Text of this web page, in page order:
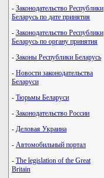
- Законодательство Республики
Беларусь по дате принятия
- Законодательство Республики
Беларусь по органу принятия
- Законы Республики Беларусь
- Новости законодательства
Беларуси
- Тюрьмы Беларуси
- Законодательство России
- Деловая Украина
- Автомобильный портал
- The legislation of the Great
Britain